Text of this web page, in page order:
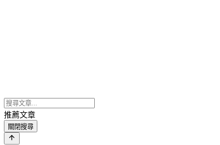
推薦文章
關閉搜尋